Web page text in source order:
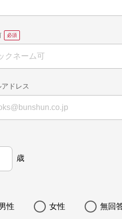
アドレス
歳
性 女性 無回